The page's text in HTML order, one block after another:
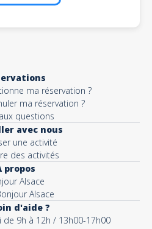
ma réservation ?
ma réservation ?
questions
avec nous
une activité
des activités
propos
Alsace
Alsace
d'aide ?
de 9h à 12h / 13h00-17h00